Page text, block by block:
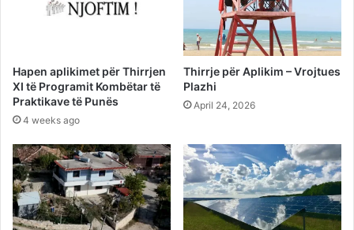
Hapen aplikimet për Thirrjen
XI të Programit Kombëtar të
Praktikave të Punës
4 weeks ago
Thirrje për Aplikim – Vrojtues
Plazhi
April 24, 2026